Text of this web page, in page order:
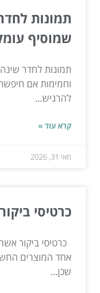
תמונות
שמוסיף
תמונות לחדר
וחמימות אם
להרגיש...
קרא עוד »
מאי 31, 2026
כרטיסי
כרטיסי ביקור
אחד המוצרים
שכן...